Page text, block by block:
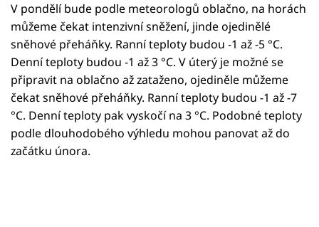
V pondělí bude podle meteorologů oblačno, na horách
můžeme čekat intenzivní sněžení, jinde ojedinělé
sněhové přeháňky. Ranní teploty budou -1 až -5 °C.
Denní teploty budou -1 až 3 °C. V úterý je možné se
připravit na oblačno až zataženo, ojediněle můžeme
čekat sněhové přeháňky. Ranní teploty budou -1 až -7
°C. Denní teploty pak vyskočí na 3 °C. Podobné teploty
podle dlouhodobého výhledu mohou panovat až do
začátku února.